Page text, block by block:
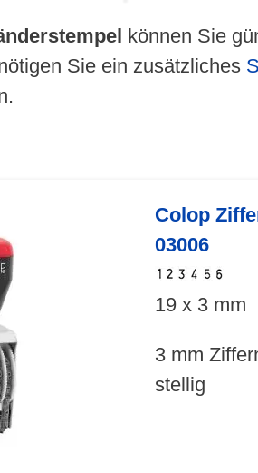
können Sie
Sie ein zusätzliches
Colop
03006
19 x 3 mm
3 mm
stellig